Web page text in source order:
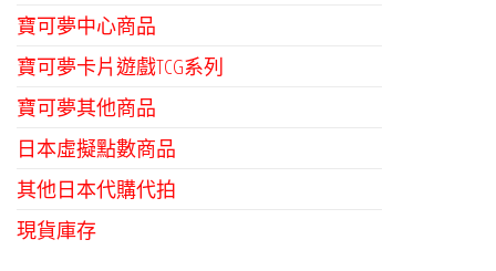
寶可夢中心商品
寶可夢卡片遊戲TCG系列
寶可夢其他商品
日本虛擬點數商品
其他日本代購代拍
現貨庫存